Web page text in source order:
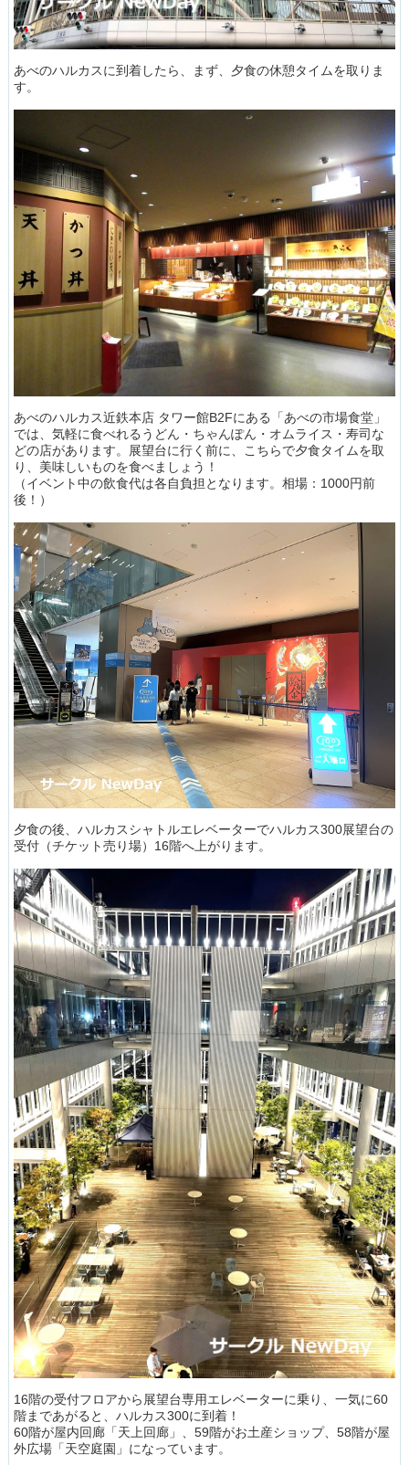
あべのハルカスに到着したら、まず、夕食の休憩タイムを取りま
す。
あべのハルカス近鉄本店 タワー館B2Fにある「あべの市場食堂」
では、気軽に食べれるうどん・ちゃんぽん・オムライス・寿司な
どの店があります。展望台に行く前に、こちらで夕食タイムを取
り、美味しいものを食べましょう！
（イベント中の飲食代は各自負担となります。相場：1000円前
後！）
夕食の後、ハルカスシャトルエレベーターでハルカス300展望台の
受付（チケット売り場）16階へ上がります。
16階の受付フロアから展望台専用エレベーターに乗り、一気に60
階まであがると、ハルカス300に到着！
60階が屋内回廊「天上回廊」、59階がお土産ショップ、58階が屋
外広場「天空庭園」になっています。